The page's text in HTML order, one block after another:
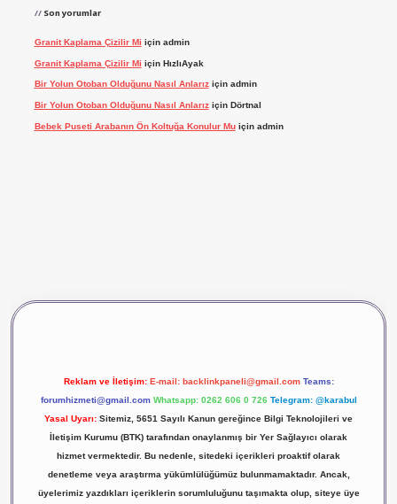
Son yorumlar
Granit Kaplama Çizilir Mi için admin
Granit Kaplama Çizilir Mi için HızlıAyak
Bir Yolun Otoban Olduğunu Nasıl Anlarıziçin admin
Bir Yolun Otoban Olduğunu Nasıl Anlarıziçin Dörtnal
Bebek Puseti Arabanın Ön Koltuğa Konulur Muiçin admin
Reklam ve İletişim: E-mail: backlinkpaneli@gmail.com Teams:
forumhizmeti@gmail.com Whatsapp: 0262 606 0 726 Telegram: @karabul
Yasal Uyarı: Sitemiz, 5651 Sayılı Kanun gereğince Bilgi Teknolojileri ve
İletişim Kurumu (BTK) tarafından onaylanmış bir Yer Sağlayıcı olarak
hizmet vermektedir. Bu nedenle, sitedeki içerikleri proaktif olarak
denetleme veya araştırma yükümlülüğümüz bulunmamaktadır. Ancak,
üyelerimiz yazdıkları içeriklerin sorumluluğunu taşımakta olup, siteye üye